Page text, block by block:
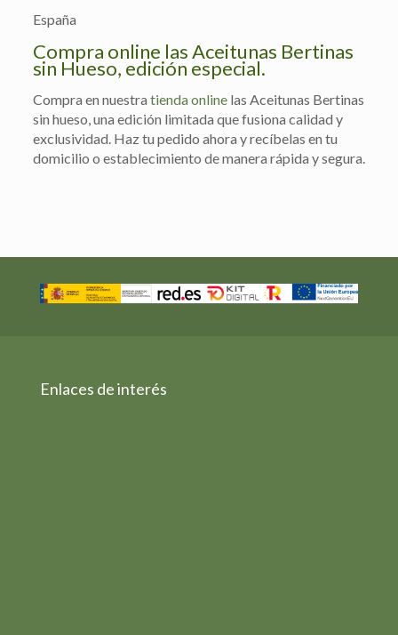
España
Compra online las Aceitunas Bertinas
sin Hueso, edición especial.
Compra en nuestra tienda onlinelas Aceitunas Bertinas
sin hueso, una edición limitada que fusiona calidad y
exclusividad. Haz tu pedido ahora y recíbelas en tu
domicilio o establecimiento de manera rápida y segura.
escurrido)
Jarra/Ánfora Cristal
Enlaces de interés